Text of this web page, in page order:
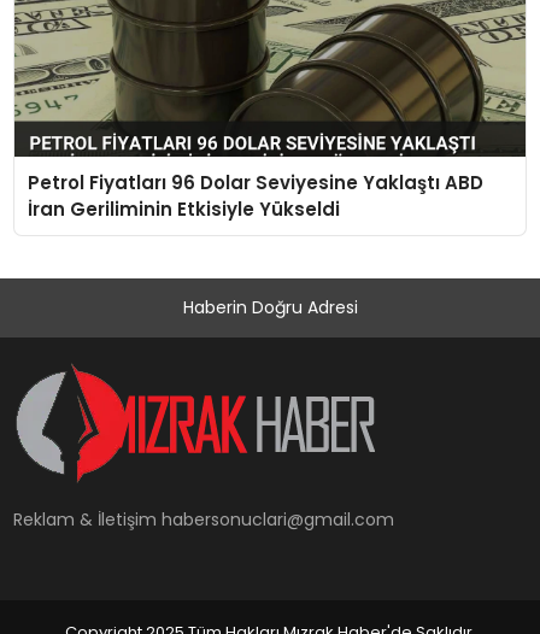
Petrol Fiyatları 96 Dolar Seviyesine Yaklaştı ABD
İran Geriliminin Etkisiyle Yükseldi
Haberin Doğru Adresi
Reklam & İletişimhabersonuclari@gmail.com